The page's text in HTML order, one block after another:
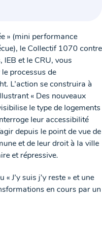
» (mini performance
le Collectif 1070 contre
et le CRU, vous
processus de
L’action se construira à
« Des nouveaux
le type de logements
leur accessibilité
depuis le point de vue de
et de leur droit à la ville
et répressive.
J’y suis j’y reste » et une
en cours par un